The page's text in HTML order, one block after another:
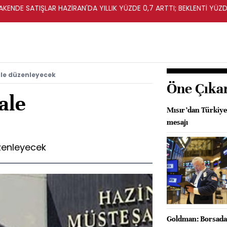
SATIŞLAR HAZİRAN'DA YILLIK YÜZDE 0,7 ARTTI; BEKLENTİ
düzenleyecek
Öne
Mısır’dan
mesajı
Goldman: